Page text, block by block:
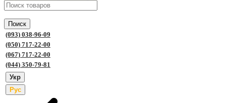
Поиск
(093) 038-96-09
(050) 717-22-00
(067) 717-22-00
(044) 350-79-81
Укр
Рус